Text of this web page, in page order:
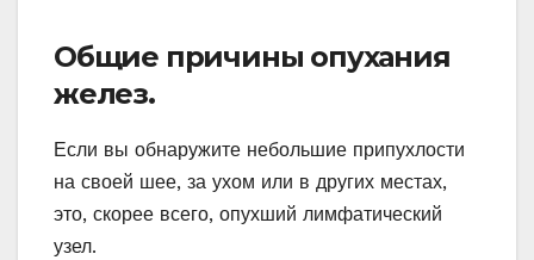
Общие причины опухания
желез.
Если вы обнаружите небольшие припухлости
на своей шее, за ухом или в других местах,
это, скорее всего, опухший лимфатический
узел.